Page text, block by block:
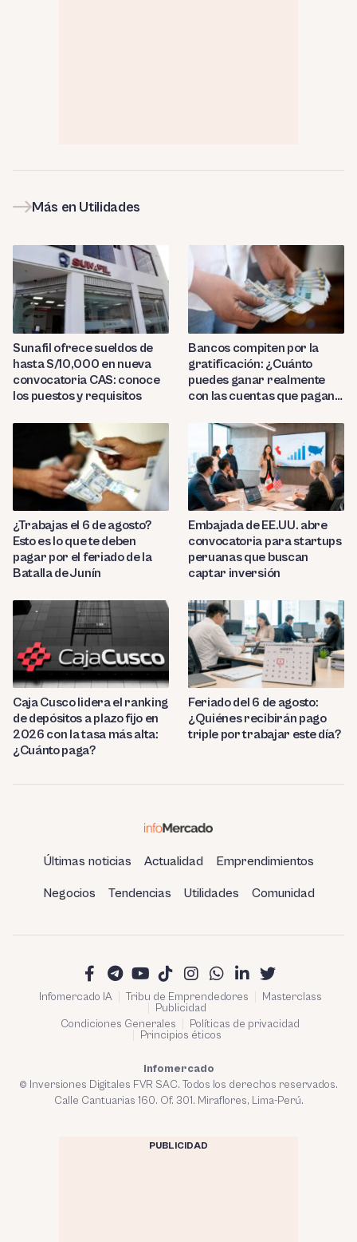
Más en Utilidades
Sunafil ofrece sueldos de
hasta S/10,000 en nueva
convocatoria CAS: conoce
los puestos y requisitos
Bancos compiten por la
gratificación: ¿Cuánto
puedes ganar realmente
con las cuentas que pagan
¿Trabajas el 6 de agosto?
Esto es lo que te deben
pagar por el feriado de la
Batalla de Junín
Embajada de EE.UU. abre
convocatoria para startups
peruanas que buscan
captar inversión
Caja Cusco lidera el ranking
de depósitos a plazo fijo en
2026 con la tasa más alta:
¿Cuánto paga?
Feriado del 6 de agosto:
¿Quiénes recibirán pago
triple por trabajar este día?
Últimas noticias Actualidad Emprendimientos
Negocios Tendencias Utilidades Comunidad
Infomercado IA Tribu de Emprendedores
Masterclass
Publicidad
Condiciones Generales
Políticas de privacidad
Principios éticos
Infomercado
© Inversiones Digitales FVR SAC. Todos los derechos reservados.
Calle Cantuarias 160. Of. 301. Miraflores, Lima-Perú.
PUBLICIDAD